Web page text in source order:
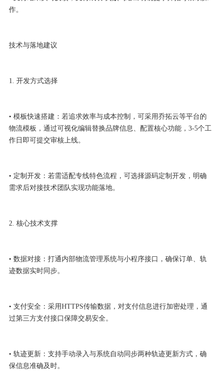
作。
技术与落地建议
1. 开发方式选择
• 模板快速搭建：若追求效率与成本控制，可采用乔拓云等平台的
物流模板，通过可视化编辑替换品牌信息、配置核心功能，3-5个工
作日即可提交审核上线。
• 定制开发：若需适配专线特色流程，可选择源码定制开发，明确
需求后对接技术团队实现功能落地。
2. 核心技术支撑
• 数据对接：打通内部物流管理系统与小程序接口，确保订单、轨
迹数据实时同步。
• 支付安全：采用HTTPS传输数据，对支付信息进行加密处理，通
过第三方支付接口保障交易安全。
• 轨迹更新：支持手动录入与系统自动同步两种轨迹更新方式，确
保信息准确及时。